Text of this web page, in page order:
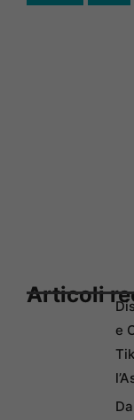
Articoli
e